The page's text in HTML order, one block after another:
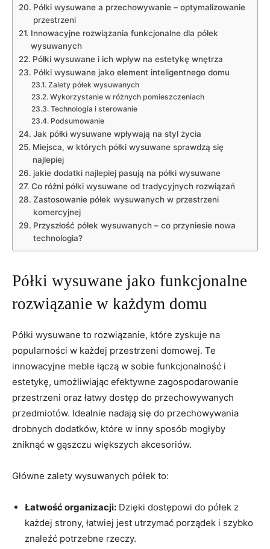
Półki wysuwane a przechowywanie⁣ – optymalizowanie
przestrzeni
Innowacyjne rozwiązania funkcjonalne dla półek⁤
wysuwanych
Półki⁢ wysuwane i ich wpływ na estetykę wnętrza
Półki wysuwane ⁣jako element inteligentnego domu
Zalety ⁤półek wysuwanych
Wykorzystanie ​w różnych pomieszczeniach
Technologia i sterowanie
Podsumowanie
Jak półki wysuwane wpływają ⁤na ⁤styl‌ życia
Miejsca, w‌ których półki wysuwane sprawdzą się
najlepiej
jakie dodatki⁤ najlepiej pasują na półki⁢ wysuwane
Co różni półki​ wysuwane od tradycyjnych rozwiązań
Zastosowanie‌ półek⁤ wysuwanych​ w ⁢przestrzeni
‍komercyjnej
Przyszłość półek wysuwanych – co przyniesie nowa
technologia?
Półki‍ wysuwane jako‍ funkcjonalne
rozwiązanie w każdym domu
Półki wysuwane to rozwiązanie,​ które zyskuje ‌na
popularności w ‌każdej przestrzeni domowej. ⁤Te
innowacyjne⁤ meble łączą w sobie funkcjonalność⁤ i
estetykę, umożliwiając efektywne zagospodarowanie
przestrzeni oraz łatwy dostęp ​do przechowywanych
‌przedmiotów. Idealnie ⁤nadają się do przechowywania
drobnych⁢ dodatków, które w inny ‌sposób mogłyby
zniknąć w gąszczu większych akcesoriów.
Główne zalety wysuwanych​ półek ‌to:
Łatwość organizacji: Dzięki dostępowi ‌do półek z
każdej ⁤strony, łatwiej jest utrzymać porządek i szybko
⁤znaleźć potrzebne⁣ rzeczy.